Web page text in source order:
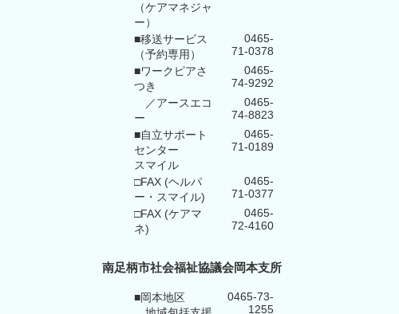
（ケアマネジャ
ー）
■移送サービス
（予約専用）
0465-
71-0378
■ワークピアさ
つき
0465-
74-9292
／アースエコ
ー
0465-
74-8823
■自立サポート
センター
スマイル
0465-
71-0189
□FAX (ヘルパ
ー・スマイル)
0465-
71-0377
□FAX (ケアマ
ネ)
0465-
72-4160
南足柄市社会福祉協議会岡本支所
■岡本地区
0465-73-
1255